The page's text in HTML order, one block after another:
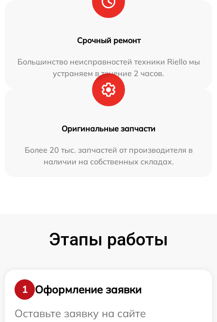
Срочный ремонт
Большинство неисправностей техники Riello мы
устраняем в течение 2 часов.
Оригинальные запчасти
Более 20 тыс. запчастей от производителя в
наличии на собственных складах.
Этапы работы
1
Оформление заявки
Оставьте заявку на сайте